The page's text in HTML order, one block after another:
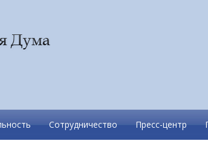
Сотрудничество Пресс-центр